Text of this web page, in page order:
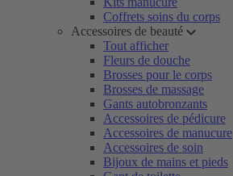
Coffrets soins du corps
Accessoires de beauté
Tout afficher
Fleurs de douche
Brosses pour le corps
Brosses de massage
Gants autobronzants
Accessoires de pédicure
Accessoires de manucure
Accessoires de soin
Bijoux de mains et pieds